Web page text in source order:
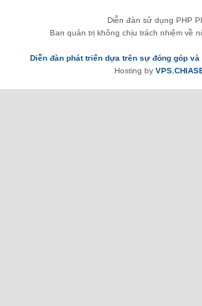
Diễn đàn sử dụng PHP
Ban quản trị không chịu trách nhiệm về
Diễn đàn phát triển dựa trên sự đóng góp
Hosting by